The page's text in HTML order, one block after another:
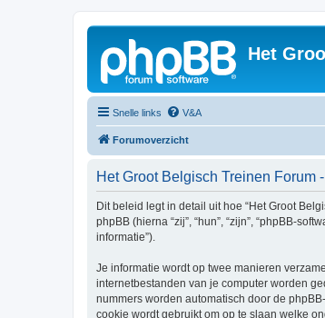
Het
Snelle links V&A
Forumoverzicht
Het Groot Belgisch Treinen Forum
Dit beleid legt in detail uit hoe “Het Groot
phpBB (hierna “zij”, “hun”, “zijn”, “phpBB-
informatie”).
Je informatie wordt op twee manieren
internetbestanden van je computer worden
nummers worden automatisch door de
cookie wordt gebruikt om op te slaan welke